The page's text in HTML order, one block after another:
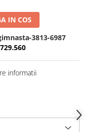
IN COS
3813-6987
informatii